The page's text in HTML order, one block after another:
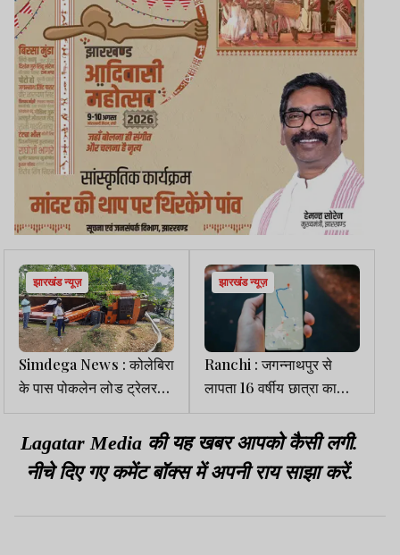
झारखंड न्यूज़
Simdega News : कोलेबिरा
के पास पोकलेन लोड ट्रेलर
पलटा, चालक-खलासी बाल-
बाल बचे
झारखंड न्यूज़
Ranchi : जगन्नाथपुर से
लापता 16 वर्षीय छात्रा का
मुंबई में मिला लोकेशन
Lagatar Media की यह खबर आपको कैसी लगी.
नीचे दिए गए कमेंट बॉक्स में अपनी राय साझा करें.